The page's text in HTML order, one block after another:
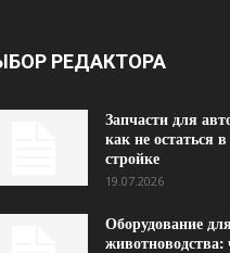
РЕДАКТОРА
Запчасти для
как не остаться
стройке
19.07.2026
Оборудование для
животноводства: